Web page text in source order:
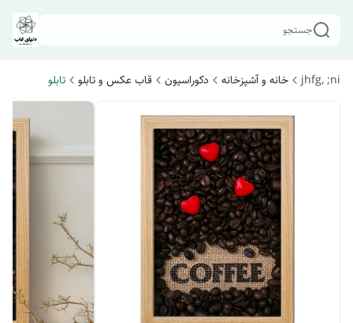
جستجو
jhfg, ;ni خانه و آشپزخانه دکوراسیون قاب عکس و تابلو تابلو